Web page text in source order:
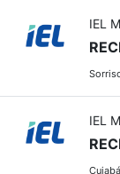
IEL
IEL